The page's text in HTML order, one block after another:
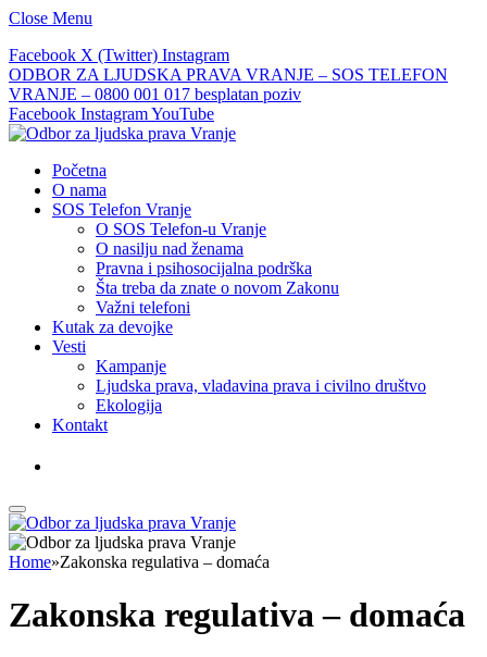
Close Menu
Facebook X (Twitter) Instagram
ODBOR ZA LJUDSKA PRAVA VRANJE – SOS TELEFON
VRANJE – 0800 001 017 besplatan poziv
Facebook InstagramYouTube
Početna
O nama
SOS Telefon Vranje
O SOS Telefon-u Vranje
O nasilju nad ženama
Pravna i psihosocijalna podrška
Šta treba da znate o novom Zakonu
Važni telefoni
Kutak za devojke
Vesti
Kampanje
Ljudska prava, vladavina prava i civilno društvo
Ekologija
Kontakt
Home»Zakonska regulativa – domaća
Zakonska regulativa – domaća